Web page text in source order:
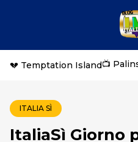
💔 Temptation Island📺
ITALIA SÌ
ItaliaSì Giorno